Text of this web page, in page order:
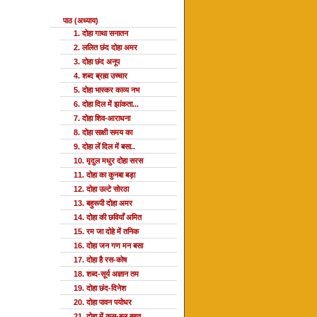
पाठ (अध्याय)
1. दोहा गाथा सनातन
2. ललित छंद दोहा अमर
3. दोहा छंद अनूप
4. शब्द ब्रह्म उच्चार
5. दोहा भास्कर काव्य नभ
6. दोहा दिल में झांकता...
7. दोहा शिव-आराधना
8. दोहा साक्षी समय का
9. दोहा लें दिल में बसा..
10. मृदुल मधुर दोहा सरस
11. दोहा का कुनबा बड़ा
12. दोहा उल्टे सोरठा
13. बहुरूपी दोहा अमर
14. दोहा की छवियाँ अमित
15. रम जा दोहे में तनिक
16. दोहा जन गण मन बसा
17. दोहा है रस-कोष
18. शब्द-सूर्य अज्ञान तम
19. दोहा छंद-दिनेश
20. दोहा पावन पयोधर